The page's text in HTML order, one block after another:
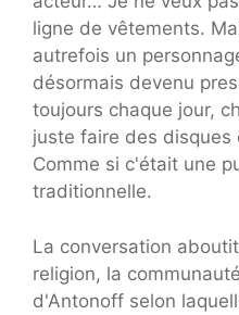
ligne de vêtements.
autrefois un
désormais devenu
toujours chaque jour,
juste faire des
Comme si c'était une
traditionnelle.
La conversation
religion, la
d'Antonoff selon